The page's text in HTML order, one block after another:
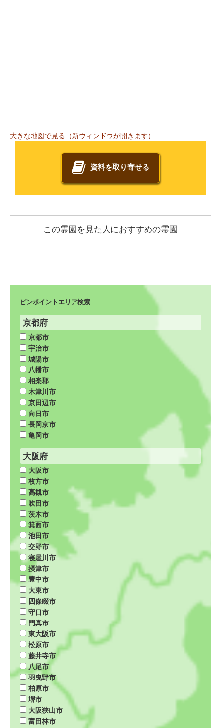
大きな地図で見る（新ウィンドウが開きます）
資料を取り寄せる
この霊園を見た人におすすめの霊園
ピンポイントエリア検索
京都府
京都市
宇治市
城陽市
八幡市
相楽郡
木津川市
京田辺市
向日市
長岡京市
亀岡市
大阪府
大阪市
枚方市
高槻市
吹田市
茨木市
箕面市
池田市
交野市
寝屋川市
摂津市
豊中市
大東市
四條畷市
守口市
門真市
東大阪市
松原市
藤井寺市
八尾市
羽曳野市
柏原市
堺市
大阪狭山市
富田林市